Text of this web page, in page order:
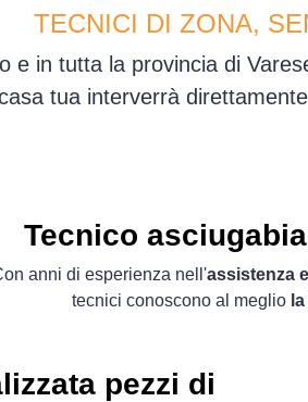
TECNICI DI ZONA,
e in tutta la provincia di
tua interverrà
Tecnico
anni di esperienza nell'assistenza
tecnici conoscono al meglio
pezzi di